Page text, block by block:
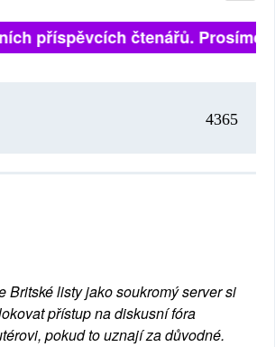
příspěvcích čtenářů. Prosíme,
4365
Britské listy jako soukromý server si
přístup na diskusní fóra
pokud to uznají za důvodné.